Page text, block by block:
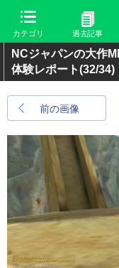
カテゴリ 過去記事
NCジャパンの大作
体験レポート(32/34)
前の画像